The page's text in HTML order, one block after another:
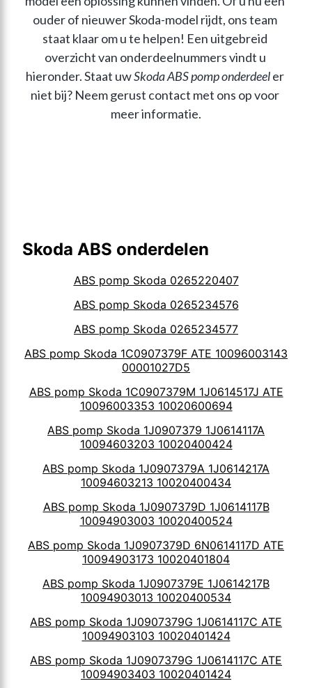
ouder of nieuwer Skoda-model rijdt, ons team
staat klaar om u te helpen! Een uitgebreid
overzicht van onderdeelnummers vindt u
hieronder. Staat uw Skoda ABS pomp onderdeel er
niet bij? Neem gerust contact met ons op voor
meer informatie.
Skoda ABS onderdelen
ABS pomp Skoda 0265220407
ABS pomp Skoda 0265234576
ABS pomp Skoda 0265234577
ABS pomp Skoda 1C0907379F ATE 10096003143
00001027D5
ABS pomp Skoda 1C0907379M 1J0614517J ATE
10096003353 10020600694
ABS pomp Skoda 1J0907379 1J0614117A
10094603203 10020400424
ABS pomp Skoda 1J0907379A 1J0614217A
10094603213 10020400434
ABS pomp Skoda 1J0907379D 1J0614117B
10094903003 10020400524
ABS pomp Skoda 1J0907379D 6N0614117D ATE
10094903173 10020401804
ABS pomp Skoda 1J0907379E 1J0614217B
10094903013 10020400534
ABS pomp Skoda 1J0907379G 1J0614117C ATE
10094903103 10020401424
ABS pomp Skoda 1J0907379G 1J0614117C ATE
10094903403 10020401424